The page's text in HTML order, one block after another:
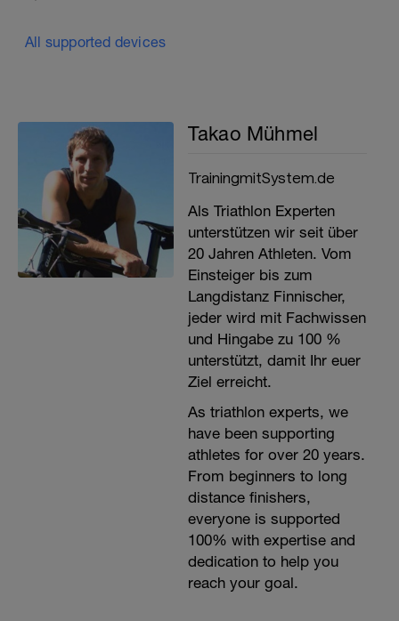
All supported devices
Takao Mühmel
TrainingmitSystem.de
Als Triathlon Experten
unterstützen wir seit über
20 Jahren Athleten. Vom
Einsteiger bis zum
Langdistanz Finnischer,
jeder wird mit Fachwissen
und Hingabe zu 100 %
unterstützt, damit Ihr euer
Ziel erreicht.
As triathlon experts, we
have been supporting
athletes for over 20 years.
From beginners to long
distance finishers,
everyone is supported
100% with expertise and
dedication to help you
reach your goal.